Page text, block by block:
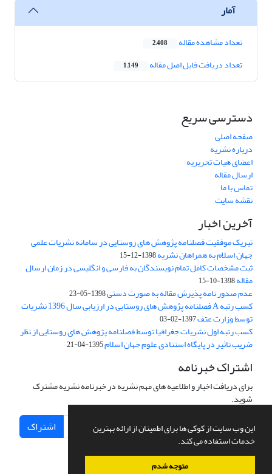
این وب سایت از کوکی ها برای اطمینان از ارائه بهترین
خدمات استفاده می کند.
متوجه شدم
آمار
تعداد مشاهده مقاله 2,408
تعداد دریافت فایل اصل مقاله 1,149
دسترسی سریع
صفحه اصلی
درباره نشریه
اعضای هیات تحریریه
ارسال مقاله
تماس با ما
نقشه سایت
آخرین اخبار
تبریک موفقیت فصلنامه پژوهش های روستایی در سامانه نشریات علمی
جهان اسلام به همراهان نشریه1398-12-15
ثبت مشخصات کامل تمام نویسندگان به فارسی و انگلیسی در زمان ارسال
مقاله1398-10-15
عدم صدور نامه پذیرش مقاله به صورت دستی1398-05-23
کسب رتبه A فصلنامه پژوهش های روستایی در ارزیابی سال 1396 نشریات
توسط وزارت عتف1397-02-03
کسب رتبه اول نشریات جغرافیا توسط فصلنامه پژوهش های روستایی از نظر
ضریب تاثیر در پایگاه استنادی علوم جهان اسلام1395-04-21
اشتراک خبرنامه
برای دریافت اخبار و اطلاعیه های مهم نشریه در خبرنامه نشریه مشترک
شوید.
اشتراک